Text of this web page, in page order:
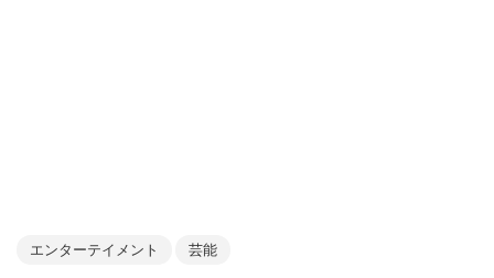
エンターテイメント 芸能